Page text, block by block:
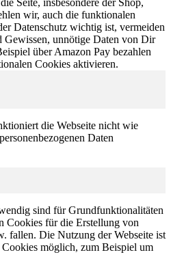
Seite, insbesondere der Shop,
wir, auch die funktionalen
Datenschutz wichtig ist, vermeiden
Gewissen, unnötige Daten von Dir
über Amazon Pay bezahlen
Cookies aktivieren.
die Webseite nicht wie
Daten
sind für Grundfunktionalitäten
Cookies für die Erstellung von
fallen. Die Nutzung der Webseite ist
möglich, zum Beispiel um